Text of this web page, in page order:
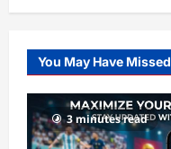
Slot
Gacor
RTP
terupdate
You May Have Missed
3 minutes read